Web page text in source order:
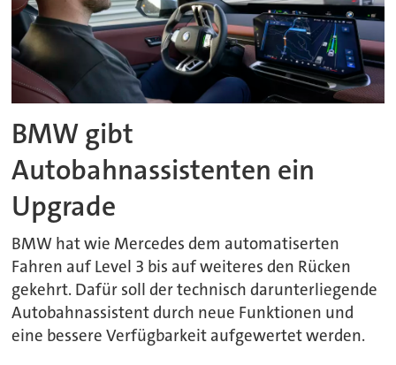
BMW gibt
Autobahnassistenten ein
Upgrade
BMW hat wie Mercedes dem automatiserten
Fahren auf Level 3 bis auf weiteres den Rücken
gekehrt. Dafür soll der technisch darunterliegende
Autobahnassistent durch neue Funktionen und
eine bessere Verfügbarkeit aufgewertet werden.